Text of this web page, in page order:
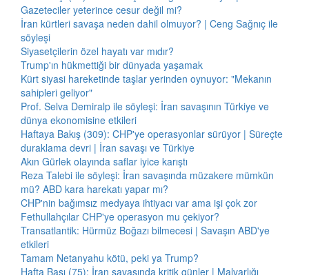
Gazeteciler yeterince cesur değil mi?
İran kürtleri savaşa neden dahil olmuyor? | Ceng Sağnıç ile
söyleşi
Siyasetçilerin özel hayatı var mıdır?
Trump'ın hükmettiği bir dünyada yaşamak
Kürt siyasi hareketinde taşlar yerinden oynuyor: "Mekanın
sahipleri geliyor"
Prof. Selva Demiralp ile söyleşi: İran savaşının Türkiye ve
dünya ekonomisine etkileri
Haftaya Bakış (309): CHP'ye operasyonlar sürüyor | Süreçte
duraklama devri | İran savaşı ve Türkiye
Akın Gürlek olayında saflar iyice karıştı
Reza Talebi ile söyleşi: İran savaşında müzakere mümkün
mü? ABD kara harekatı yapar mı?
CHP'nin bağımsız medyaya ihtiyacı var ama işi çok zor
Fethullahçılar CHP'ye operasyon mu çekiyor?
Transatlantik: Hürmüz Boğazı bilmecesi | Savaşın ABD'ye
etkileri
Tamam Netanyahu kötü, peki ya Trump?
Hafta Başı (75): İran savaşında kritik günler | Malvarlığı